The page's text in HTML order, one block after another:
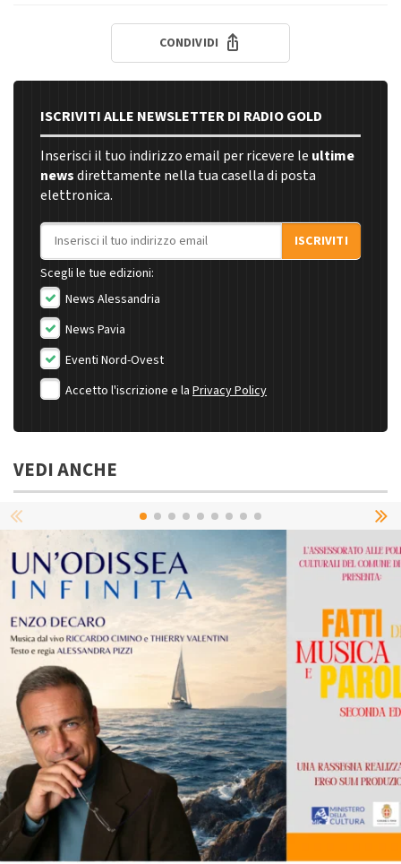
CONDIVIDI
ISCRIVITI ALLE NEWSLETTER DI RADIO GOLD
Inserisci il tuo indirizzo email per ricevere le ultime
newsdirettamente nella tua casella di posta
elettronica.
Indirizzo email
ISCRIVITI
Scegli le tue edizioni:
News Alessandria
News Pavia
Eventi Nord-Ovest
Accetto l'iscrizione e la Privacy Policy
VEDI ANCHE